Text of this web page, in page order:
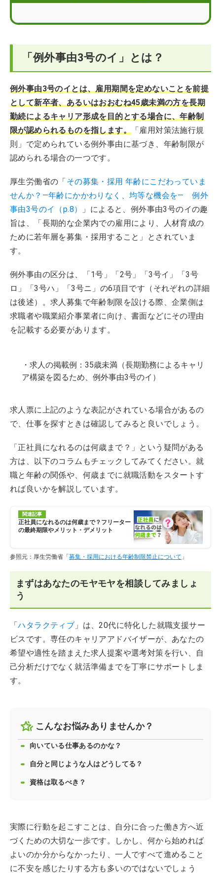
「例外事由3号のイ」とは？
例外事由3号のイとは、雇用期間を定めないことを前提
として新卒者、あるいはおおむね45歳未満の方を長期
勤続によるキャリア形成を目的とする場合に、年齢制
限が認められるものを指します。 「雇用対策法施行規
則」で定められている例外事由に基づき、年齢制限が
認められる場合の一つです。
厚生労働省の「その募集・採用 年齢にこだわっていま
せんか？―年齢にかかわりなく、均等な機会を― 例外
事由3号のイ（p.8）
」によると、例外事由3号のイの趣
旨は、「長期的な企業内での雇用により、人材育成の
ために若年層を募集・採用すること」とされていま
す。
例外事由の区分は、「1号」「2号」「3号イ」「3号
ロ」「3号ハ」「3号ニ」の6項目です（それぞれの詳細
は後述）。求人募集で年齢制限を設ける際、企業側は
求職者や職業紹介事業者に向け、書面などにその理由
を記載する必要があります。
・求人の掲載例：35歳未満（長期勤務によるキャリ
ア構築を図るため、例外事由3号のイ）
求人票に上記のような表記がされている場合があるの
で、仕事を探すときは確認してみると良いでしょう。
「正社員になれるのは何歳まで？」という疑問がある
方は、以下のコラムもチェックしてみてください。就
職と年齢の関係や、何歳までに就職活動をスタートす
れば良いかを解説しています。
関連記事
正社員になれるのは何歳まで？フリーター
の最終期限やメリット・デメリット
参照元：厚生労働省「 募集・採用における年齢制限禁止について 」
まずはあなたのモヤモヤを相談してみましょ
う
「ハタラクティブ 」は、20代に特化した就職支援サー
ビスです。専任のキャリアアドバイザーが、あなたの
希望や適性を踏まえた求人提案や選考対策を行い、自
己分析だけでなく就活準備までを丁寧にサポートしま
す。
こんなお悩みありませんか？
向いている仕事あるのかな？
自分と同じような人はどうしてる？
資格は取るべき？
実際に行動を起こすことは、自分に合った働き方へ近
づくための大切な一歩です。しかし、何から始めれば
よいのか分からなかったり、一人ですべて進めること
に不安を感じたりする方も多いのではないでしょう